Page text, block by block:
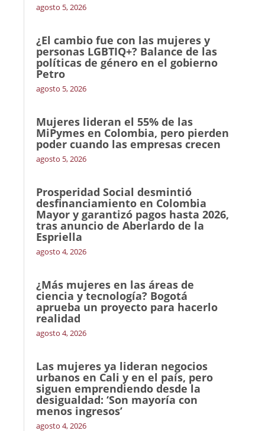
agosto 5, 2026
¿El cambio fue con las mujeres y
personas LGBTIQ+? Balance de las
políticas de género en el gobierno
Petro
agosto 5, 2026
Mujeres lideran el 55% de las
MiPymes en Colombia, pero pierden
poder cuando las empresas crecen
agosto 5, 2026
Prosperidad Social desmintió
desfinanciamiento en Colombia
Mayor y garantizó pagos hasta 2026,
tras anuncio de Aberlardo de la
Espriella
agosto 4, 2026
¿Más mujeres en las áreas de
ciencia y tecnología? Bogotá
aprueba un proyecto para hacerlo
realidad
agosto 4, 2026
Las mujeres ya lideran negocios
urbanos en Cali y en el país, pero
siguen emprendiendo desde la
desigualdad: ‘Son mayoría con
menos ingresos’
agosto 4, 2026